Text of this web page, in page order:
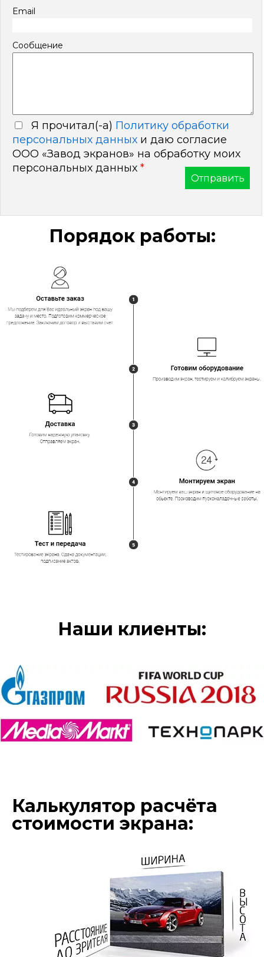
Email
Сообщение
Я прочитал(-а) Политику обработки
персональных данных и даю согласие
ООО «Завод экранов» на обработку моих
персональных данных *
Порядок работы:
Наши клиенты:
Калькулятор расчёта
стоимости экрана: